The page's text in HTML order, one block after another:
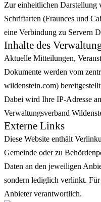
Zur einheitlichen Darstellung
Schriftarten (Fraunces und
eine Verbindung zu Servern
Inhalte des
Aktuelle Mitteilungen,
Dokumente werden vom
wildenstein.com)
Dabei wird Ihre IP-Adresse
Verwaltungsverband
Externe Links
Diese Website enthält
Gemeinde oder zu
Daten an den jeweiligen
sondern lediglich verlinkt.
Anbieter verantwortlich.